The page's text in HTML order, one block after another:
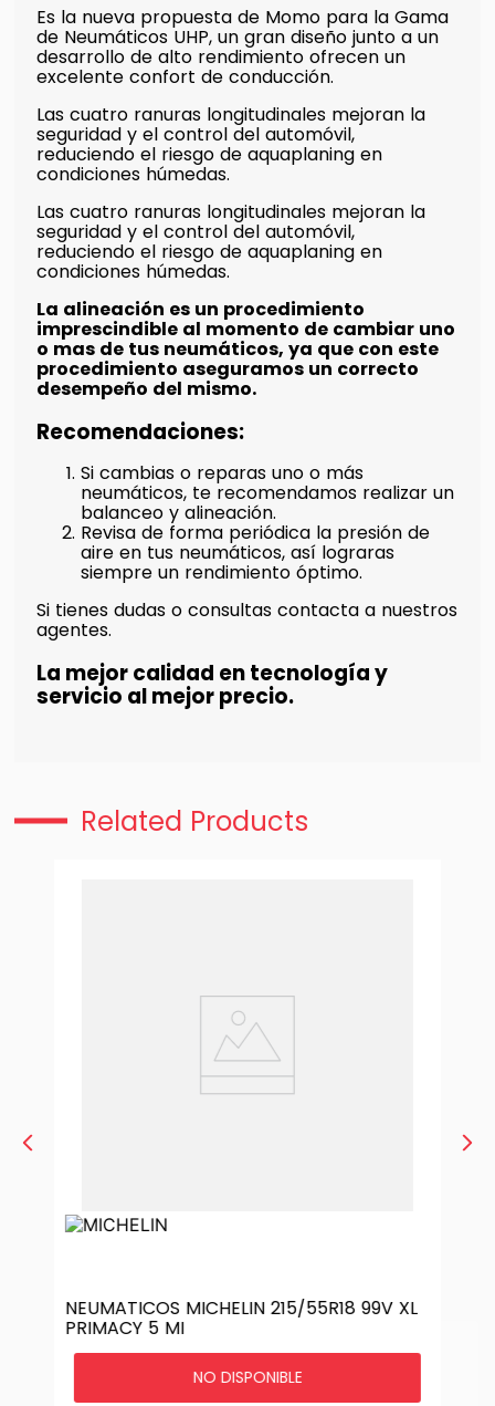
Es la nueva propuesta de Momo para la Gama
de Neumáticos UHP, un gran diseño junto a un
desarrollo de alto rendimiento ofrecen un
excelente confort de conducción.
Las cuatro ranuras longitudinales mejoran la
seguridad y el control del automóvil,
reduciendo el riesgo de aquaplaning en
condiciones húmedas.
Las cuatro ranuras longitudinales mejoran la
seguridad y el control del automóvil,
reduciendo el riesgo de aquaplaning en
condiciones húmedas.
La alineación es un procedimiento
imprescindible al momento de cambiar uno
o mas de tus neumáticos, ya que con este
procedimiento aseguramos un correcto
desempeño del mismo.
Recomendaciones:
Si cambias o reparas uno o más
neumáticos, te recomendamos realizar un
balanceo y alineación.
Revisa de forma periódica la presión de
aire en tus neumáticos, así lograras
siempre un rendimiento óptimo.
Si tienes dudas o consultas contacta a nuestros
agentes.
La mejor calidad en tecnología y
servicio al mejor precio.
Related Products
NEUMATICOS MICHELIN 215/55R18 99V XL
PRIMACY 5 MI
NO DISPONIBLE